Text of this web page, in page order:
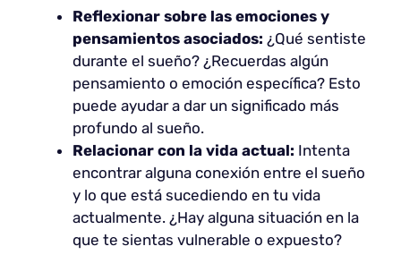
Reflexionar sobre las emociones y
pensamientos asociados: ¿Qué sentiste
durante el sueño? ¿Recuerdas algún
pensamiento o emoción específica? Esto
puede ayudar a dar un significado más
profundo al sueño.
Relacionar con la vida actual: Intenta
encontrar alguna conexión entre el sueño
y lo que está sucediendo en tu vida
actualmente. ¿Hay alguna situación en la
que te sientas vulnerable o expuesto?